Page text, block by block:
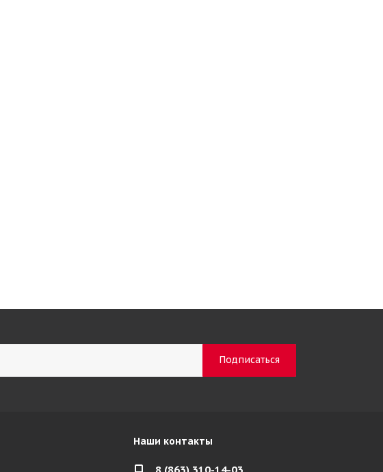
Наши контакты